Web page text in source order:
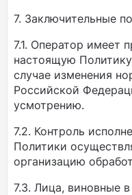
7. Заключительные
7.1. Оператор имеет
настоящую
случае изменения
Российской
усмотрению.
7.2. Контроль
Политики
организацию
7.3. Лица, виновные